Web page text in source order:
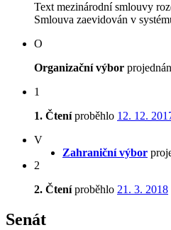
Text mezinárodní smlouvy
Smlouva zaevidován v
O
Organizační výbor
1
1. Čteníproběhlo 12. 12.
V
Zahraniční výbor
2
2. Čteníproběhlo 21. 3. 2018
Senát